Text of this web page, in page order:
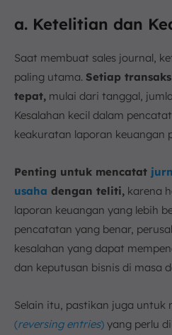
a. Ketelitian dan
Saat membuat sales journal,
paling utama. Setiap
tepat, mulai dari tanggal,
Kesalahan kecil dalam
keakuratan laporan keuangan
Penting untuk mencatat
usaha dengan teliti, karena
laporan keuangan yang lebih
pencatatan yang benar,
kesalahan yang dapat
dan keputusan bisnis di masa
Selain itu, pastikan juga untuk
(reversing entries) yang perlu